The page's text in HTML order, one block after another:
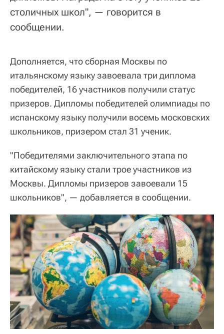
столичных школ", — говорится в
сообщении.
Дополняется, что сборная Москвы по
итальянскому языку завоевала три диплома
победителей, 16 участников получили статус
призеров. Дипломы победителей олимпиады по
испанскому языку получили восемь московских
школьников, призером стал 31 ученик.
"Победителями заключительного этапа по
китайскому языку стали трое участников из
Москвы. Дипломы призеров завоевали 15
школьников", — добавляется в сообщении.